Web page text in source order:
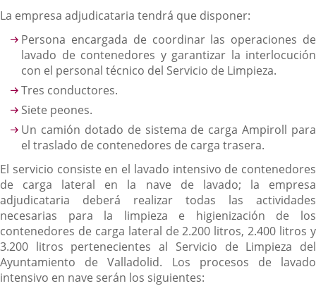
La empresa adjudicataria tendrá que disponer:
Persona encargada de coordinar las operaciones de
lavado de contenedores y garantizar la interlocución
con el personal técnico del Servicio de Limpieza.
Tres conductores.
Siete peones.
Un camión dotado de sistema de carga Ampiroll para
el traslado de contenedores de carga trasera.
El servicio consiste en el lavado intensivo de contenedores
de carga lateral en la nave de lavado; la empresa
adjudicataria deberá realizar todas las actividades
necesarias para la limpieza e higienización de los
contenedores de carga lateral de 2.200 litros, 2.400 litros y
3.200 litros pertenecientes al Servicio de Limpieza del
Ayuntamiento de Valladolid. Los procesos de lavado
intensivo en nave serán los siguientes: